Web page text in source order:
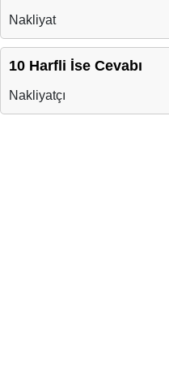
Nakliyat
10 Harfli İse Cevabı
Nakliyatçı